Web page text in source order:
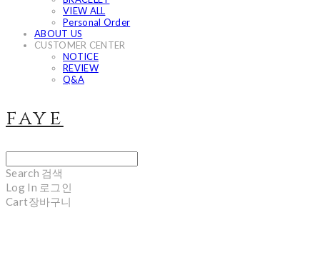
VIEW ALL
Personal Order
ABOUT US
CUSTOMER CENTER
NOTICE
REVIEW
Q&A
faye
Search 검색
Log In 로그인
Cart장바구니